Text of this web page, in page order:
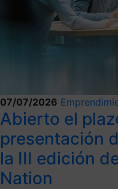
07/07/2026
Abierto el
presentación
la III edición
Nation